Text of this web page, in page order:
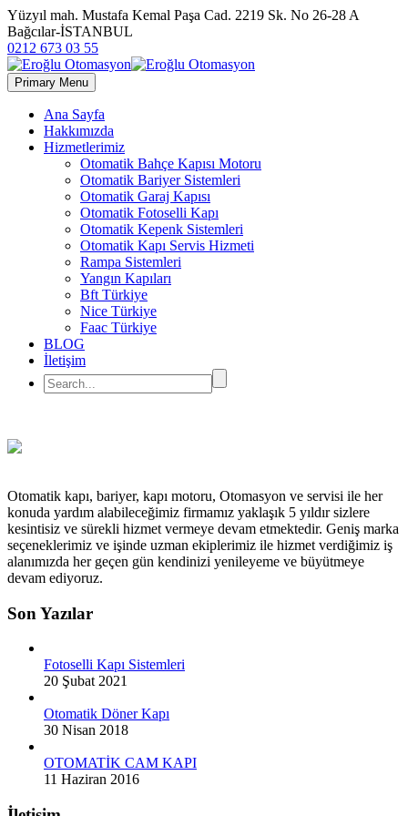
Yüzyıl mah. Mustafa Kemal Paşa Cad. 2219 Sk. No 26-28 A
Bağcılar-İSTANBUL
0212 673 03 55
Primary Menu
Ana Sayfa
Hakkımızda
Hizmetlerimiz
Otomatik Bahçe Kapısı Motoru
Otomatik Bariyer Sistemleri
Otomatik Garaj Kapısı
Otomatik Fotoselli Kapı
Otomatik Kepenk Sistemleri
Otomatik Kapı Servis Hizmeti
Rampa Sistemleri
Yangın Kapıları
Bft Türkiye
Nice Türkiye
Faac Türkiye
BLOG
İletişim
Otomatik kapı, bariyer, kapı motoru, Otomasyon ve servisi ile her
konuda yardım alabileceğimiz firmamız yaklaşık 5 yıldır sizlere
kesintisiz ve sürekli hizmet vermeye devam etmektedir. Geniş marka
seçeneklerimiz ve işinde uzman ekiplerimiz ile hizmet verdiğimiz iş
alanımızda her geçen gün kendinizi yenileyeme ve büyütmeye
devam ediyoruz.
Son Yazılar
Fotoselli Kapı Sistemleri
20 Şubat 2021
Otomatik Döner Kapı
30 Nisan 2018
OTOMATİK CAM KAPI
11 Haziran 2016